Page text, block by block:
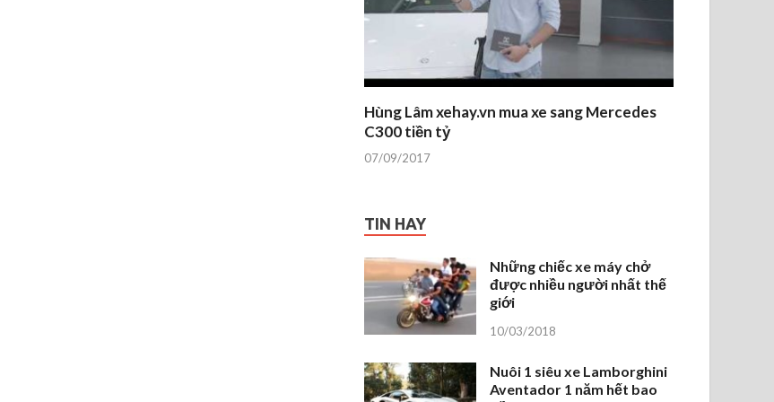
Hùng Lâm xehay.vn mua xe sang Mercedes
C300 tiền tỷ
07/09/2017
TIN HAY
Những chiếc xe máy chở
được nhiều người nhất thế
giới
10/03/2018
Nuôi 1 siêu xe Lamborghini
Aventador 1 năm hết bao